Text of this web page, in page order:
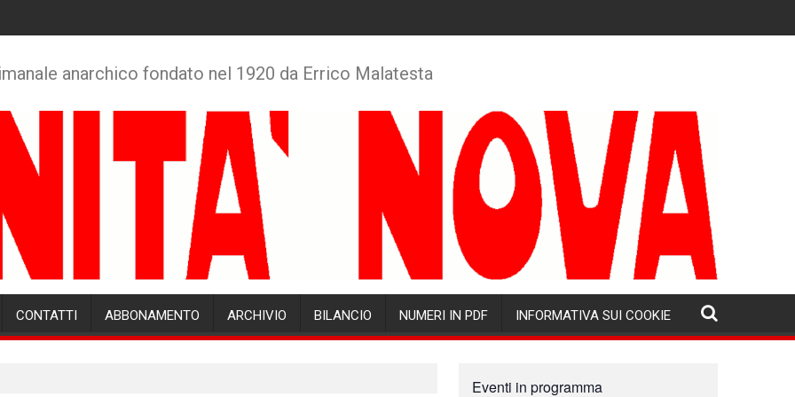
anarchico fondato nel 1920 da Errico Malatesta
CONTATTI ABBONAMENTO ARCHIVIO BILANCIO NUMERI IN PDF INFORMATIVA SUI COOKIE
Eventi in programma